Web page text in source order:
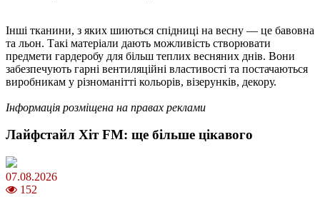
Інші тканини, з яких шиються спідниці на весну — це бавовна
та льон. Такі матеріали дають можливість створювати
предмети гардеробу для більш теплих весняних днів. Вони
забезпечують гарні вентиляційні властивості та постачаються
виробникам у різноманітті кольорів, візерунків, декору.
Інформація розміщена на правах реклами
Лайфстайл Хіт FM: ще більше цікавого
07.08.2026
152